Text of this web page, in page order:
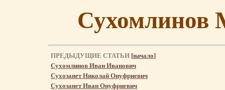
Сухомлинов
ПРЕДЫДУЩИЕ СТАТЬИ [начало]
Сухомлинов Иван Иванович
Сухозанет Николай Онуфриевич
Сухозанет Иван Онуфриевич